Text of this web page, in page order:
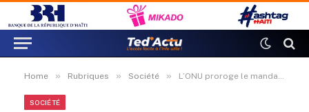
Home » Rubriques » Société » L’ONU proroge le mandat du BINUH jusqu’en janvier 2027
SOCIÉTÉ